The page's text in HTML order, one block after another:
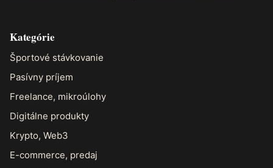
Kategórie
Športové stávkovanie
Pasívny príjem
Freelance, mikroúlohy
Digitálne produkty
Krypto, Web3
E-commerce, predaj